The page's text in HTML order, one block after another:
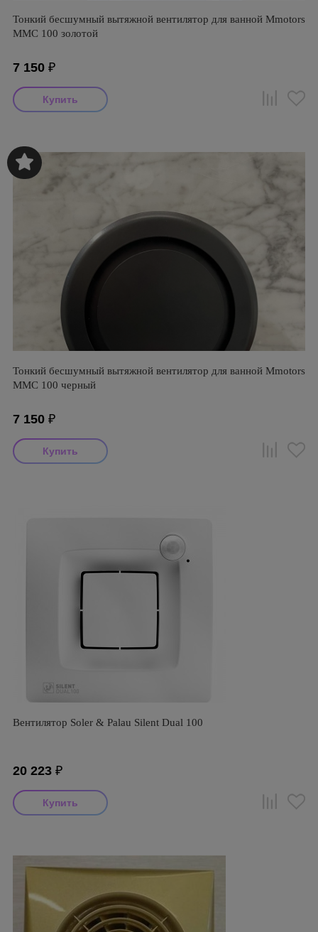
Тонкий бесшумный вытяжной вентилятор для ванной Mmotors
ММC 100 золотой
7 150 ₽
Тонкий бесшумный вытяжной вентилятор для ванной Mmotors
ММC 100 черный
7 150 ₽
Вентилятор Soler & Palau Silent Dual 100
20 223 ₽